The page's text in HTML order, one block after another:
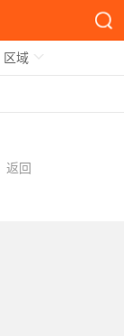
区域
返回